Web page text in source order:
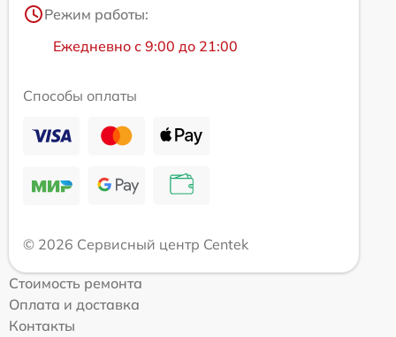
Режим работы:
Ежедневно с 9:00 до 21:00
Способы оплаты
© 2026 Сервисный центр Centek
Стоимость ремонта
Оплата и доставка
Контакты